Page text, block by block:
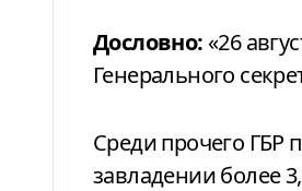
Дословно:«26
Генерального
Среди прочего
завладении более